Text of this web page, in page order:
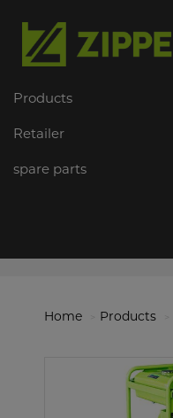
Products
Retailer
spare parts
Home Products